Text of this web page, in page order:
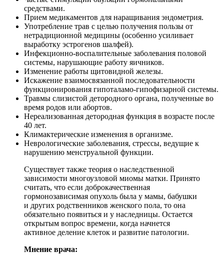
средствами.
Прием медикаментов для наращивания эндометрия.
Употребление трав с целью получения пользы от
нетрадиционной медицины (особенно усиливает
выработку эстрогенов шалфей).
Инфекционно-воспалительные заболевания половой
системы, нарушающие работу яичников.
Изменение работы щитовидной железы.
Искажение взаимосвязанной последовательности
функционирования гипоталамо-гипофизарной системы.
Травмы слизистой детородного органа, полученные во
время родов или абортов.
Нереализованная детородная функция в возрасте после
40 лет.
Климактерические изменения в организме.
Неврологические заболевания, стрессы, ведущие к
нарушению менструальной функции.
Существует также теория о наследственной
зависимости многоузловой миомы матки. Принято
считать, что если доброкачественная
гормонозависимая опухоль была у мамы, бабушки
и других родственников женского пола, то она
обязательно появиться и у наследницы. Остается
открытым вопрос времени, когда начнется
активное деление клеток и развитие патологии.
Мнение врача: